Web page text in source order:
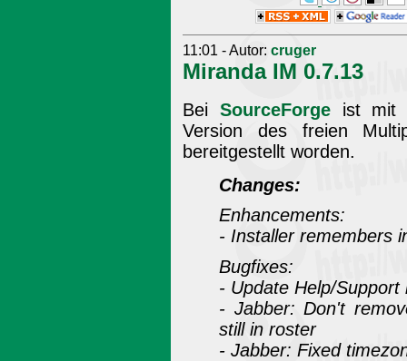
11:01 - Autor: cruger
Miranda IM 0.7.13
Bei SourceForgeist mit
Version des freien
bereitgestellt worden.
Changes:
Enhancements:
- Installer remembers
Bugfixes:
- Update Help/Support
- Jabber: Don't
still in roster
- Jabber: Fixed